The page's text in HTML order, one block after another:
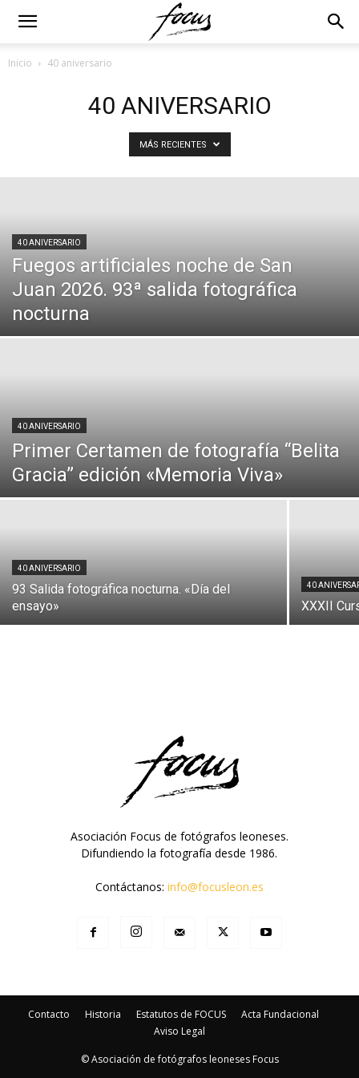
Inicio 40 aniversario
40 ANIVERSARIO
MÁS RECIENTES
40 ANIVERSARIO
Fuegos artificiales noche de San
Juan 2026. 93ª salida fotográfica
nocturna
40 ANIVERSARIO
Primer Certamen de fotografía “Belita
Gracia” edición «Memoria Viva»
40 ANIVERSARIO
93 Salida fotográfica nocturna. «Día del
ensayo»
40
XXXII
Asociación Focus de fotógrafos leoneses.
Difundiendo la fotografía desde 1986.
Contáctanos: info@focusleon.es
Contacto Historia Estatutos de FOCUS
Acta Fundacional
Aviso Legal
© Asociación de fotógrafos leoneses Focus